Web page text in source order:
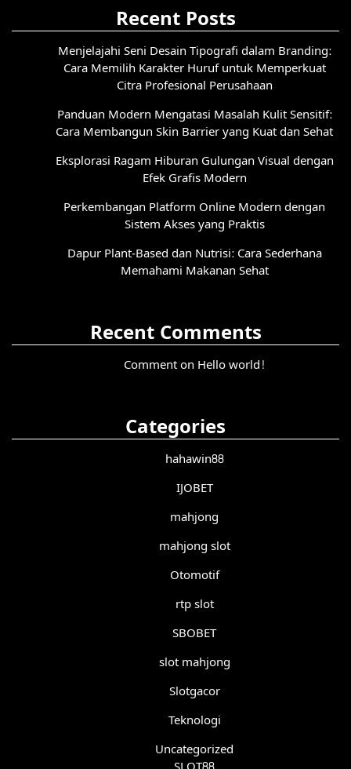
Recent Posts
Menjelajahi Seni Desain Tipografi dalam Branding:
Cara Memilih Karakter Huruf untuk Memperkuat
Citra Profesional Perusahaan
Panduan Modern Mengatasi Masalah Kulit Sensitif:
Cara Membangun Skin Barrier yang Kuat dan Sehat
Eksplorasi Ragam Hiburan Gulungan Visual dengan
Efek Grafis Modern
Perkembangan Platform Online Modern dengan
Sistem Akses yang Praktis
Dapur Plant-Based dan Nutrisi: Cara Sederhana
Memahami Makanan Sehat
Recent Comments
Comment on Hello world!
Categories
hahawin88
IJOBET
mahjong
mahjong slot
Otomotif
rtp slot
SBOBET
slot mahjong
Slotgacor
Teknologi
Uncategorized